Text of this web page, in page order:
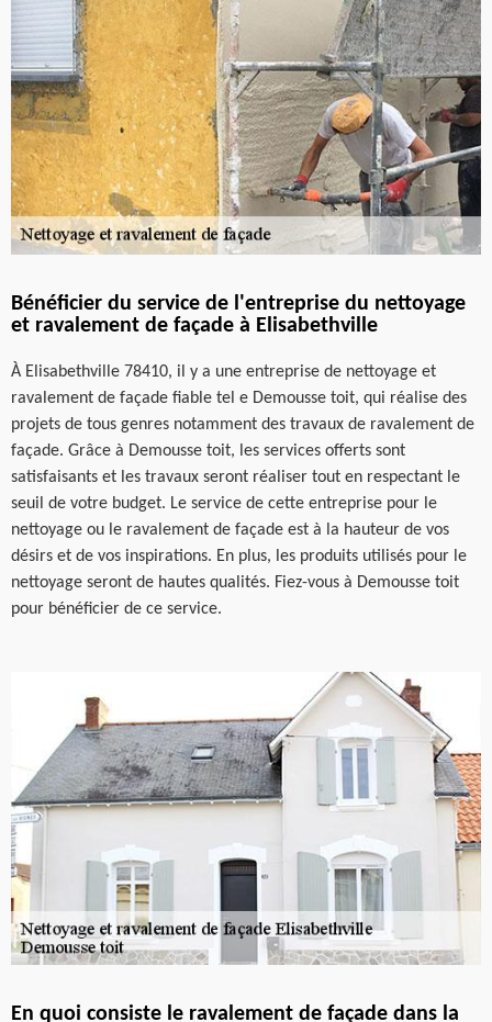
Bénéficier du service de l'entreprise du nettoyage
et ravalement de façade à Elisabethville
À Elisabethville 78410, il y a une entreprise de nettoyage et
ravalement de façade fiable tel e Demousse toit, qui réalise des
projets de tous genres notamment des travaux de ravalement de
façade. Grâce à Demousse toit, les services offerts sont
satisfaisants et les travaux seront réaliser tout en respectant le
seuil de votre budget. Le service de cette entreprise pour le
nettoyage ou le ravalement de façade est à la hauteur de vos
désirs et de vos inspirations. En plus, les produits utilisés pour le
nettoyage seront de hautes qualités. Fiez-vous à Demousse toit
pour bénéficier de ce service.
En quoi consiste le ravalement de façade dans la